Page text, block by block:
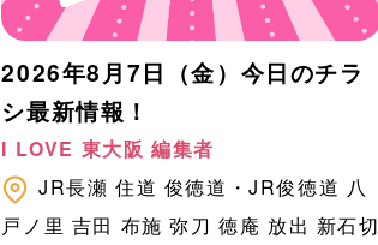
2026年8月7日（金）今日のチラ
シ最新情報！
I LOVE 東大阪 編集者
JR長瀬 住道 俊徳道・JR俊徳道 八
戸ノ里 吉田 布施 弥刀 徳庵 放出 新石切